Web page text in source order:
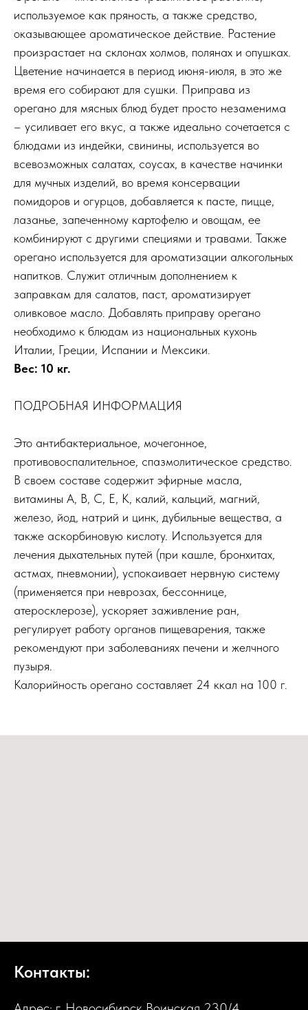
используемое как пряность, а также средство,
оказывающее ароматическое действие. Растение
произрастает на склонах холмов, полянах и опушках.
Цветение начинается в период июня-июля, в это же
время его собирают для сушки. Приправа из
орегано для мясных блюд будет просто незаменима
– усиливает его вкус, а также идеально сочетается с
блюдами из индейки, свинины, используется во
всевозможных салатах, соусах, в качестве начинки
для мучных изделий, во время консервации
помидоров и огурцов, добавляется к пасте, пицце,
лазанье, запеченному картофелю и овощам, ее
комбинируют с другими специями и травами. Также
орегано используется для ароматизации алкогольных
напитков. Служит отличным дополнением к
заправкам для салатов, паст, ароматизирует
оливковое масло. Добавлять приправу орегано
необходимо к блюдам из национальных кухонь
Италии, Греции, Испании и Мексики.
Вес: 10 кг.
ПОДРОБНАЯ ИНФОРМАЦИЯ
Это антибактериальное, мочегонное,
противовоспалительное, спазмолитическое средство.
В своем составе содержит эфирные масла,
витамины A, B, C, E, K, калий, кальций, магний,
железо, йод, натрий и цинк, дубильные вещества, а
также аскорбиновую кислоту. Используется для
лечения дыхательных путей (при кашле, бронхитах,
астмах, пневмонии), успокаивает нервную систему
(применяется при неврозах, бессоннице,
атеросклерозе), ускоряет заживление ран,
регулирует работу органов пищеварения, также
рекомендуют при заболеваниях печени и желчного
пузыря.
Калорийность орегано составляет 24 ккал на 100 г.
Контакты: